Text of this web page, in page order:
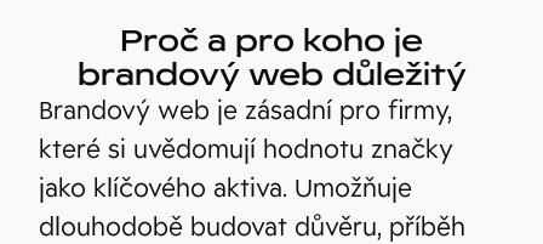
Proč a pro koho je
brandový web důležitý
Brandový web je zásadní pro firmy,
které si uvědomují hodnotu značky
jako klíčového aktiva. Umožňuje
dlouhodobě budovat důvěru, příběh